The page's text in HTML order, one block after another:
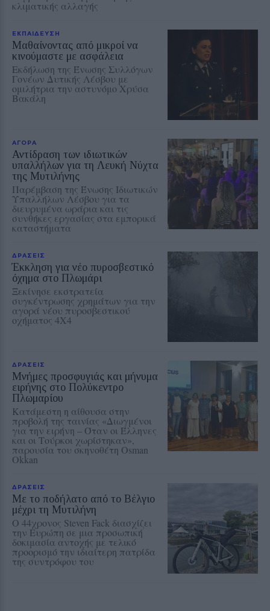
κλιματικής αλλαγής
ΕΚΠΑΙΔΕΥΣΗ
Μαθαίνοντας από μικροί να
κινούμαστε με ασφάλεια
Εκδήλωση της Ένωσης Συλλόγων
Γονέων Δυτικής Λέσβου με
ομιλήτρια την αστυνόμο Χρύσα
Βακάλη
ΑΓΟΡΑ
Αντίδραση των ιδιωτικών
υπαλλήλων για τη Λευκή Νύχτα
της Μυτιλήνης
Παρέμβαση της Ένωσης Ιδιωτικών
Υπαλλήλων Λέσβου για τα
διευρυμένα ωράρια και τις
συνθήκες εργασίας στα εμπορικά
καταστήματα
ΔΡΑΣΕΙΣ
Έκκληση για νέο πυροσβεστικό
όχημα στο Πλωμάρι
Ξεκίνησε εκστρατεία
συγκέντρωσης χρημάτων για την
αγορά νέου πυροσβεστικού
οχήματος 4Χ4
ΔΡΑΣΕΙΣ
Μνήμες προσφυγιάς και μήνυμα
ειρήνης στο Πολύκεντρο
Πλωμαρίου
Κατάμεστη η αίθουσα στην
προβολή της ταινίας «Διωγμένοι
για την ειρήνη – Όταν οι Έλληνες
και οι Τούρκοι χωρίστηκαν»,
παρουσία του σκηνοθέτη Osman
Okkan
ΔΡΑΣΕΙΣ
Με το ποδήλατο από το Βέλγιο
μέχρι τη Μυτιλήνη
Ο 44χρονος Steven Fack διασχίζει
την Ευρώπη σε μια προσωπική
δοκιμασία αντοχής με τελικό
προορισμό την ιδιαίτερη πατρίδα
της συντρόφου του